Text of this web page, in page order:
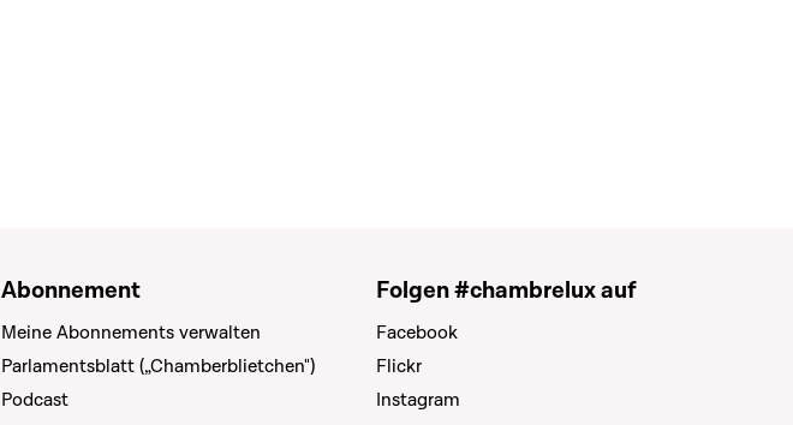
Abonnement
Meine Abonnements verwalten
Parlamentsblatt („Chamberblietchen")
Podcast
Folgen #chambrelux auf
Facebook
Flickr
Instagram